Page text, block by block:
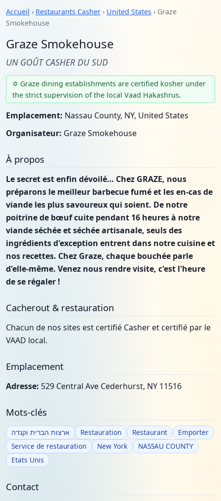
Accueil › Restaurants Casher › United States › Graze
Smokehouse
Graze Smokehouse
UN GOÛT CASHER DU SUD
✡ Graze dining establishments are certified kosher under
the strict supervision of the local Vaad Hakashrus.
Emplacement: Nassau County, NY, United States
Organisateur: Graze Smokehouse
À propos
Le secret est enfin dévoilé… Chez GRAZE, nous
préparons le meilleur barbecue fumé et les en-cas de
viande les plus savoureux qui soient. De notre
poitrine de bœuf cuite pendant 16 heures à notre
viande séchée et séchée artisanale, seuls des
ingrédients d'exception entrent dans notre cuisine et
nos recettes. Chez Graze, chaque bouchée parle
d'elle-même. Venez nous rendre visite, c'est l'heure
de se régaler !
Cacherout & restauration
Chacun de nos sites est certifié Casher et certifié par le
VAAD local.
Emplacement
Adresse: 529 Central Ave Cederhurst, NY 11516
Mots-clés
ארצות הברית וקנדה Restauration Restaurant
Emporter
Service de restauration
New York
NASSAU COUNTY
Etats Unis
Contact